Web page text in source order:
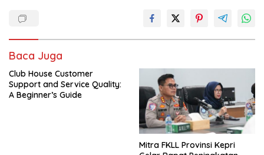
Baca Juga
Club House Customer
Support and Service Quality:
A Beginner’s Guide
Mitra FKLL Provinsi Kepri